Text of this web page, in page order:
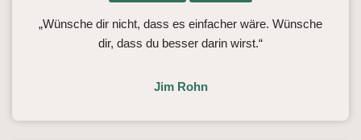
„Wünsche dir nicht, dass es einfacher wäre. Wünsche
dir, dass du besser darin wirst.“
Jim Rohn